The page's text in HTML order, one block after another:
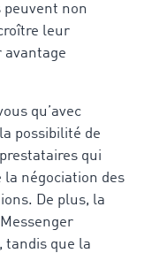
non
leur
avantage
qu’avec
possibilité de
qui
négociation des
De plus, la
tandis que la